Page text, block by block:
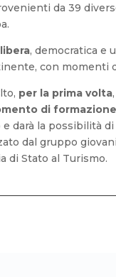
da 39
, democratica e
con
per la prima volta
di formazione
darà la
dal gruppo
di Stato al Turismo.